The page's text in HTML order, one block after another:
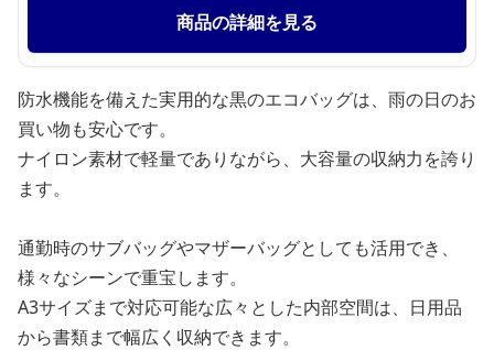
商品の詳細を見る
防水機能を備えた実用的な黒のエコバッグは、雨の日のお
買い物も安心です。
ナイロン素材で軽量でありながら、大容量の収納力を誇り
ます。
通勤時のサブバッグやマザーバッグとしても活用でき、
様々なシーンで重宝します。
A3サイズまで対応可能な広々とした内部空間は、日用品
から書類まで幅広く収納できます。